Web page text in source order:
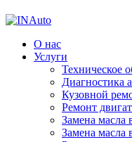
О нас
Услуги
Техническое
Диагностика
Кузовной
Ремонт
Замена
Замена масла